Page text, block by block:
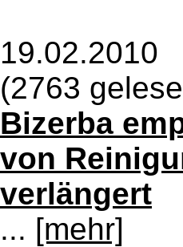
19.02.2010
(2763
Bizerba
von
verlängert
... [mehr]